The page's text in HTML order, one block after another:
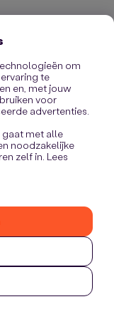
om
te
en, met jouw
voor
advertenties.
gaat met alle
noodzakelijke
zelf in. Lees